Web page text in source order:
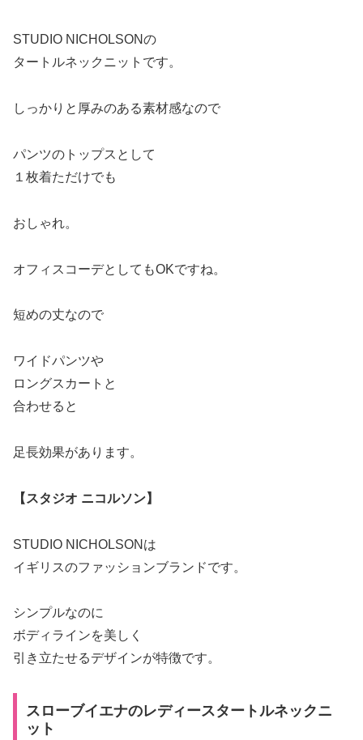
STUDIO NICHOLSONの
タートルネックニットです。
しっかりと厚みのある素材感なので
パンツのトップスとして
１枚着ただけでも
おしゃれ。
オフィスコーデとしてもOKですね。
短めの丈なので
ワイドパンツや
ロングスカートと
合わせると
足長効果があります。
【スタジオ ニコルソン】
STUDIO NICHOLSONは
イギリスのファッションブランドです。
シンプルなのに
ボディラインを美しく
引き立たせるデザインが特徴です。
スローブイエナのレディースタートルネックニ
ット